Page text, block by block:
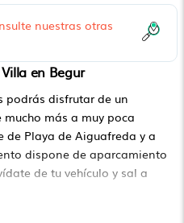
nuestras otras
en Begur
podrás disfrutar de un
más a muy poca
de Playa de Aiguafreda y a
dispone de aparcamiento
de tu vehículo y sal a
disfrutar de una playa